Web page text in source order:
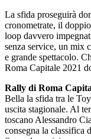
La sfida proseguirà
cronometrate, il
loop davvero
senza service, un mix
e grande spettacolo.
Roma Capitale 2021
Rally di Roma
Bella la sfida tra le
uscita stagionale. Al
toscano Alessandro
consegna la classifica